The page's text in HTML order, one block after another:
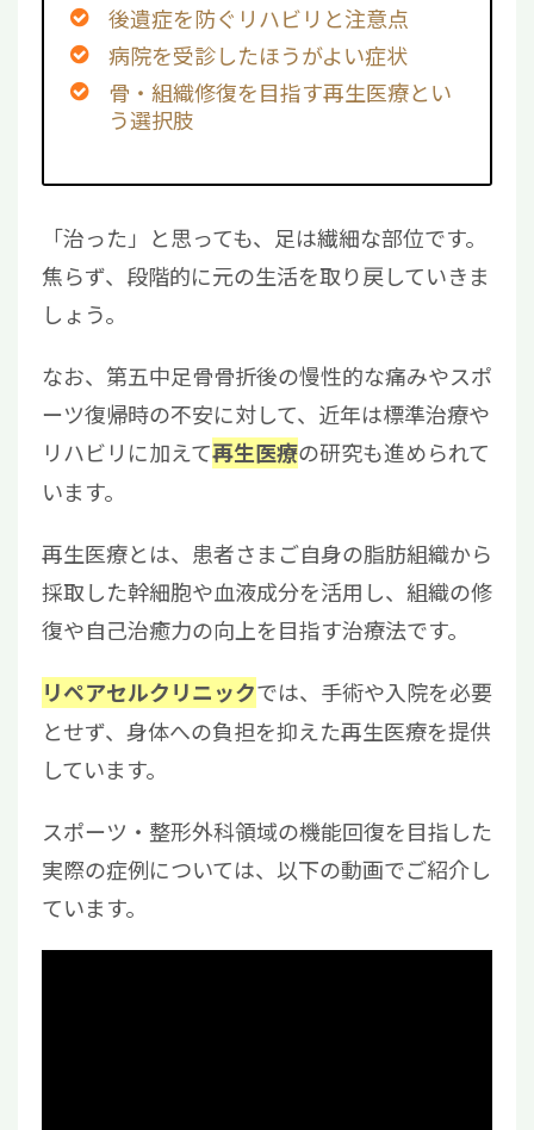
後遺症を防ぐリハビリと注意点
病院を受診したほうがよい症状
骨・組織修復を目指す再生医療とい
う選択肢
「治った」と思っても、足は繊細な部位です。
焦らず、段階的に元の生活を取り戻していきま
しょう。
なお、第五中足骨骨折後の慢性的な痛みやスポ
ーツ復帰時の不安に対して、近年は標準治療や
リハビリに加えて再生医療の研究も進められて
います。
再生医療とは、患者さまご自身の脂肪組織から
採取した幹細胞や血液成分を活用し、組織の修
復や自己治癒力の向上を目指す治療法です。
リペアセルクリニックでは、手術や入院を必要
とせず、身体への負担を抑えた再生医療を提供
しています。
スポーツ・整形外科領域の機能回復を目指した
実際の症例については、以下の動画でご紹介し
ています。